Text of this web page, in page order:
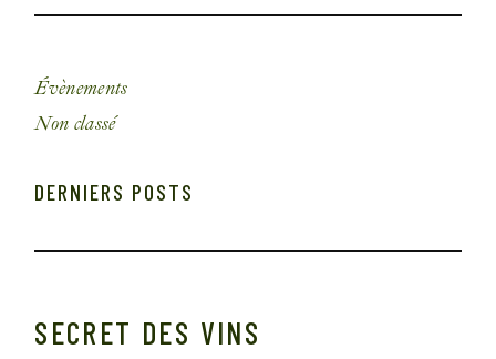
Évènements
Non classé
DERNIERS POSTS
SECRET DES VINS